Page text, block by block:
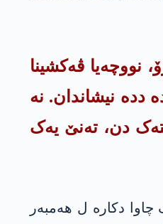
نووچەیا ڤەکشینا
ددە نیشاندان. نە
دن، تەنێ یەک
دکارە ل ھەمبەر